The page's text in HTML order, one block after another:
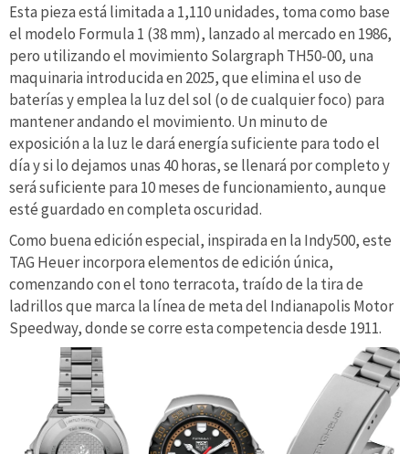
Esta pieza está limitada a 1,110 unidades, toma como base
el modelo Formula 1 (38 mm), lanzado al mercado en 1986,
pero utilizando el movimiento Solargraph TH50-00, una
maquinaria introducida en 2025, que elimina el uso de
baterías y emplea la luz del sol (o de cualquier foco) para
mantener andando el movimiento. Un minuto de
exposición a la luz le dará energía suficiente para todo el
día y si lo dejamos unas 40 horas, se llenará por completo y
será suficiente para 10 meses de funcionamiento, aunque
esté guardado en completa oscuridad.
Como buena edición especial, inspirada en la Indy500, este
TAG Heuer incorpora elementos de edición única,
comenzando con el tono terracota, traído de la tira de
ladrillos que marca la línea de meta del Indianapolis Motor
Speedway, donde se corre esta competencia desde 1911.